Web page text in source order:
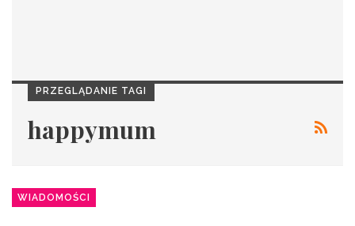
PRZEGLĄDANIE TAGI
happymum
WIADOMOŚCI